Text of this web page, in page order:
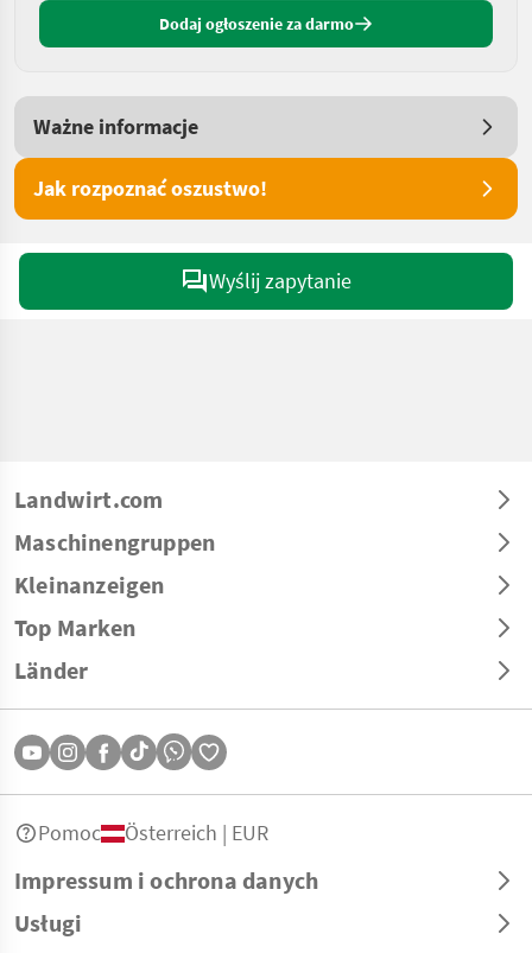
Dodaj ogłoszenie za darmo
Ważne informacje
Jak rozpoznać oszustwo!
Wyślij zapytanie
Landwirt.com
Maschinengruppen
Kleinanzeigen
Top Marken
Länder
Impressum i ochrona danych
Usługi
Pomoc Österreich | EUR